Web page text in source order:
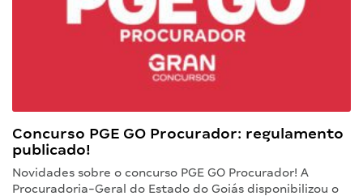
Concurso PGE GO Procurador: regulamento
publicado!
Novidades sobre o concurso PGE GO Procurador! A
Procuradoria-Geral do Estado do Goiás disponibilizou o